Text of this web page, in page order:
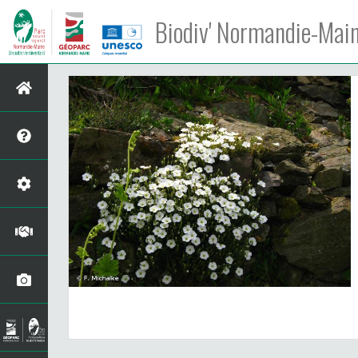
Biodiv' Normandie-